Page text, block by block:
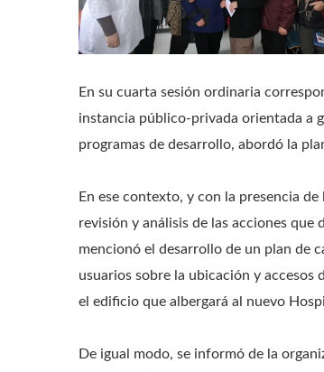
En su cuarta sesión ordinaria
instancia público-privada orientada a
programas de desarrollo, abordó la
En ese contexto, y con la presencia
revisión y análisis de las acciones
mencionó el desarrollo de un plan de
usuarios sobre la ubicación y
el edificio que albergará al nuevo
De igual modo, se informó de la